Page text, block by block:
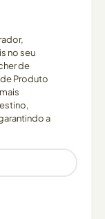
no seu
de
Produto
a